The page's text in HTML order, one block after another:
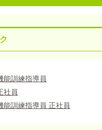
能訓練指導員
社員
能訓練指導員 正社員